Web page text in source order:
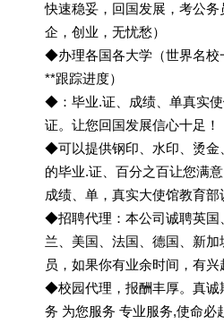
快速稳妥，回国发展，考公
企，创业，无忧愁）
◆办理各国各大学（世界名校
**跟踪进度）
◆：毕业.证、成绩、单真实
证。让您回国发展信心十足！
◆可以提供钢印、水印、烫金
的毕业.证、百分之百让您满
成绩、单，真实大使馆教育部
◆招聘代理：本公司诚聘英国
兰、美国、法国、德国、新
员，如果你有业余时间，有
◆校园代理，报酬丰厚。真诚
务 为您服务 专业服务,使命必